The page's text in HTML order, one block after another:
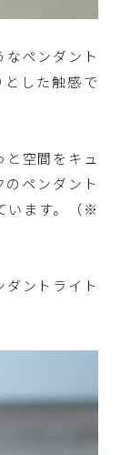
なペンダント
した触感で
と空間をキュ
のペンダント
います。（※
ダントライト